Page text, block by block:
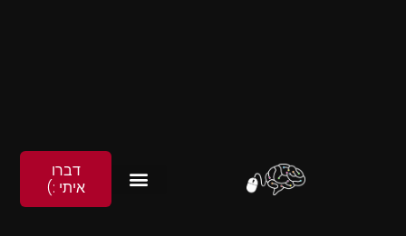
דברו
איתי :)